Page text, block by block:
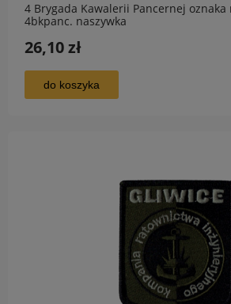
4 Brygada Kawalerii Pancernej oznaka
4bkpanc. naszywka
26,10 zł
do koszyka